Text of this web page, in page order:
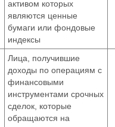
активом которых
являются ценные
бумаги или фондовые
индексы
Лица, получившие
доходы по операциям с
финансовыми
инструментами срочных
сделок, которые
обращаются на